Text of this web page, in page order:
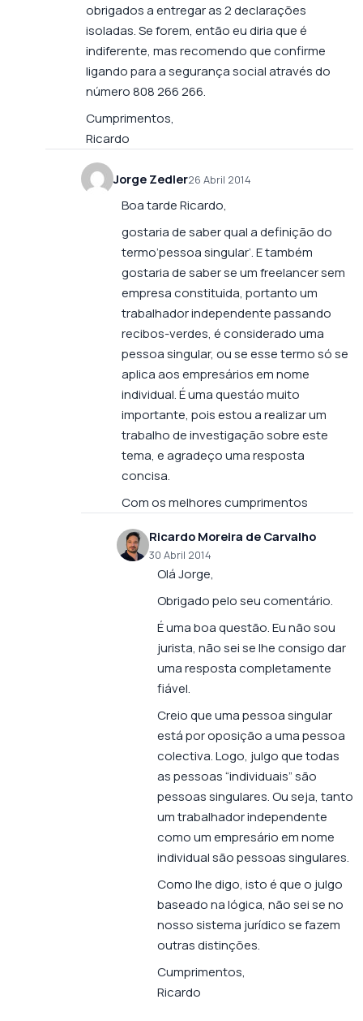
obrigados a entregar as 2 declarações
isoladas. Se forem, então eu diria que é
indiferente, mas recomendo que confirme
ligando para a segurança social através do
número 808 266 266.
Cumprimentos,
Ricardo
Jorge Zedler26 Abril 2014
Boa tarde Ricardo,
gostaria de saber qual a definição do
termo’pessoa singular’. E também
gostaria de saber se um freelancer sem
empresa constituida, portanto um
trabalhador independente passando
recibos-verdes, é considerado uma
pessoa singular, ou se esse termo só se
aplica aos empresários em nome
individual. É uma questáo muito
importante, pois estou a realizar um
trabalho de investigação sobre este
tema, e agradeço uma resposta
concisa.
Com os melhores cumprimentos
Ricardo Moreira de Carvalho
30 Abril 2014
Olá Jorge,
Obrigado pelo seu comentário.
É uma boa questão. Eu não sou
jurista, não sei se lhe consigo dar
uma resposta completamente
fiável.
Creio que uma pessoa singular
está por oposição a uma pessoa
colectiva. Logo, julgo que todas
as pessoas “individuais” são
pessoas singulares. Ou seja, tanto
um trabalhador independente
como um empresário em nome
individual são pessoas singulares.
Como lhe digo, isto é que o julgo
baseado na lógica, não sei se no
nosso sistema jurídico se fazem
outras distinções.
Cumprimentos,
Ricardo